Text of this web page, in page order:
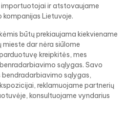
importuotojai ir atstovaujame
kompanijas Lietuvoje.
būtų prekiaujama kiekviename
mieste dar nėra siūlome
kreipkitės, mes
sąlygas. Savo
sąlygas,
reklamuojame partnerių
konsultuojame vyndarius